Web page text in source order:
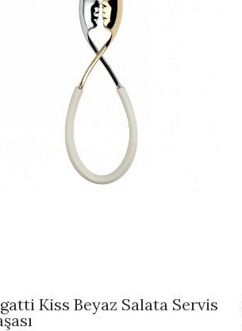
Kiss Beyaz Salata Servis